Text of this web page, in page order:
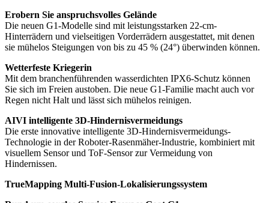
Erobern Sie anspruchsvolles Gelände
Die neuen G1-Modelle sind mit leistungsstarken 22-cm-
Hinterrädern und vielseitigen Vorderrädern ausgestattet, mit denen
sie mühelos Steigungen von bis zu 45 % (24°) überwinden können.
Wetterfeste Kriegerin
Mit dem branchenführenden wasserdichten IPX6-Schutz können
Sie sich im Freien austoben. Die neue G1-Familie macht auch vor
Regen nicht Halt und lässt sich mühelos reinigen.
AIVI intelligente 3D-Hindernisvermeidungs
Die erste innovative intelligente 3D-Hindernisvermeidungs-
Technologie in der Roboter-Rasenmäher-Industrie, kombiniert mit
visuellem Sensor und ToF-Sensor zur Vermeidung von
Hindernissen.
TrueMapping Multi-Fusion-Lokalisierungssystem